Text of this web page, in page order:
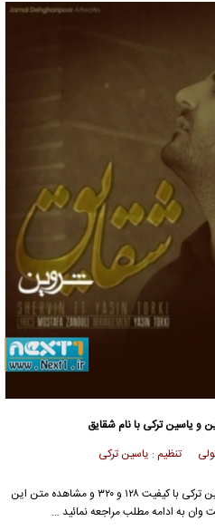
و یاسین ترکی با نام شقایق
تنظیم : یاسین ترکی
ترکی
با کیفیت ۱۲۸ و ۳۲۰ و مشاهده متن این
وان به ادامه مطلب مراجعه نمائید …